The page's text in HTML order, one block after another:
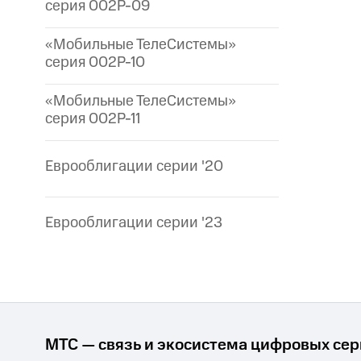
серия 002P-09
«Мобильные ТелеСистемы»
серия 002P-10
«Мобильные ТелеСистемы»
серия 002P-11
Еврооблигации серии '20
Еврооблигации серии '23
МТС — связь и экосистема цифровых